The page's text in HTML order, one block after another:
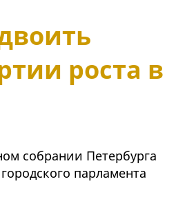
роста в
собрании Петербурга
парламента